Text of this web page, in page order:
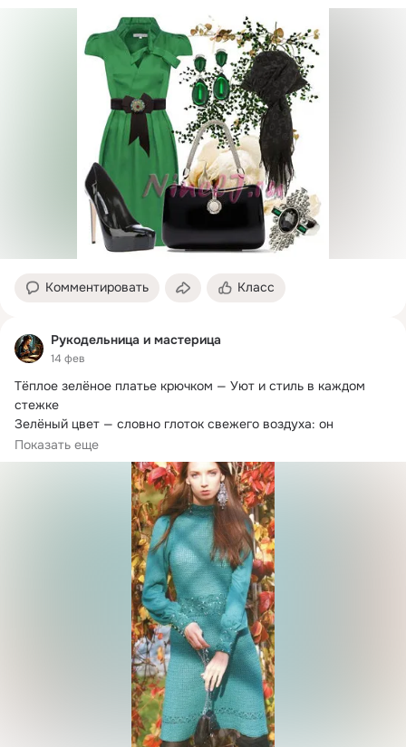
Комментировать Класс
Рукодельница и мастерица
14 фев
Тёплое зелёное платье крючком — Уют и стиль в каждом
стежке
Зелёный цвет — словно глоток свежего воздуха: он
напоминает о весенних...
Показать еще